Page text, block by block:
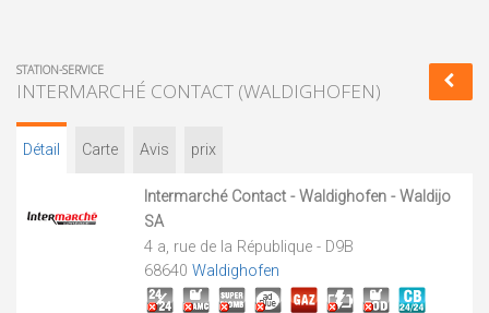
STATION-SERVICE
INTERMARCHÉ CONTACT (WALDIGHOFEN)
Détail Carte Avis prix
Intermarché Contact - Waldighofen - Waldijo
SA
4 a, rue de la République - D9B
68640 Waldighofen